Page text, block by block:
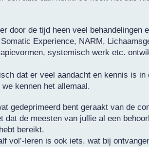
door de tijd heen veel behandelingen
Experience, NARM,
systemisch werk etc.
dat er veel aandacht en kennis is in
kennen het allemaal.
gedeprimeerd bent geraakt van de
dat de meesten van jullie al een
bereikt.
vol’-leren is ook iets, wat bij